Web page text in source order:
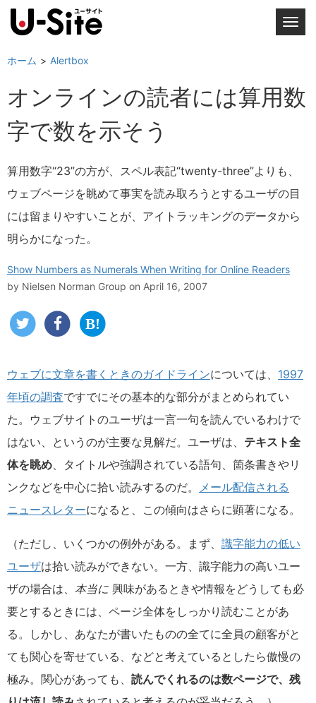
T
l
e
i
g
a
ホーム Alertbox
オンラインの読者には算用数
字で数を示そう
算用数字“23”の方が、スペル表記“twenty-three”よりも、
ウェブページを眺めて事実を読み取ろうとするユーザの目
には留まりやすいことが、アイトラッキングのデータから
明らかになった。
Show Numbers as Numerals When Writing for Online Readers
by Nielsen Norman Group on April 16, 2007
ウェブに文章を書くときのガイドラインについては、 1997
年頃の調査ですでにその基本的な部分がまとめられてい
た。ウェブサイトのユーザは一言一句を読んでいるわけで
はない、というのが主要な見解だ。ユーザは、 テキスト全
体を眺め、タイトルや強調されている語句、箇条書きやリ
ンクなどを中心に拾い読みするのだ。 メール配信される
ニュースレターになると、この傾向はさらに顕著になる。
（ただし、いくつかの例外がある。まず、 識字能力の低い
ユーザは拾い読みができない。一方、識字能力の高いユー
ザの場合は、 本当に 興味があるときや情報をどうしても必
要とするときには、ページ全体をしっかり読むことがあ
る。しかし、あなたが書いたものの全てに全員の顧客がと
ても関心を寄せている、などと考えているとしたら傲慢の
極み。関心があっても、 読んでくれるのは数ページで、残